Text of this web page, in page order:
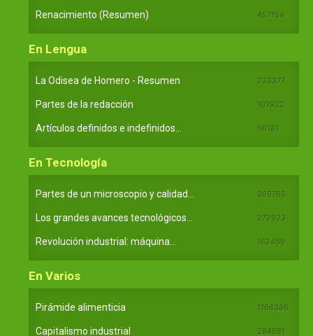
Renacimiento (Resumen) 457154
En Lengua
La Odisea de Homero - Resumen 233377
Partes de la redacción 107922
Artículos definidos e indefinidos... 66181
En Tecnología
Partes de un microscopio y calidad... 369765
Los grandes avances tecnológicos... 272923
Revolución industrial: máquina... 162459
En Varios
Pirámide alimenticia 1166386
Capitalismo industrial 284981